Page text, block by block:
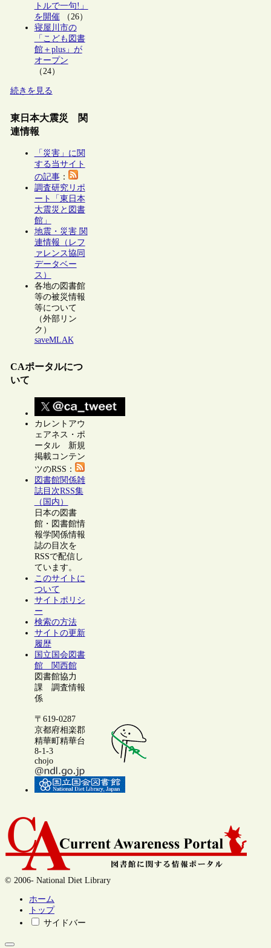
トルで一句!」
を開催（26）
寝屋川市の
「こども図書
館＋plus」が
オープン
（24）
続きを見る
東日本大震災 関
連情報
「災害」に関
する当サイト
の記事：
調査研究リポ
ート「東日本
大震災と図書
館」
地震・災害 関
連情報（レフ
ァレンス協同
データベー
ス）
各地の図書館
等の被災情報
等について
（外部リン
ク）
saveMLAK
CAポータルにつ
いて
カレントアウ
ェアネス・ポ
ータル 新規
掲載コンテン
ツのRSS：
図書館関係雑
誌目次RSS集
（国内）
日本の図書
館・図書館情
報学関係情報
誌の目次を
RSSで配信し
ています。
このサイトに
ついて
サイトポリシ
ー
検索の方法
サイトの更新
履歴
国立国会図書
館 関西館
図書館協力
課 調査情報
係
〒619-0287
京都府相楽郡
精華町精華台
8-1-3
chojo
© 2006- National Diet Library
ホーム
トップ
サイドバー